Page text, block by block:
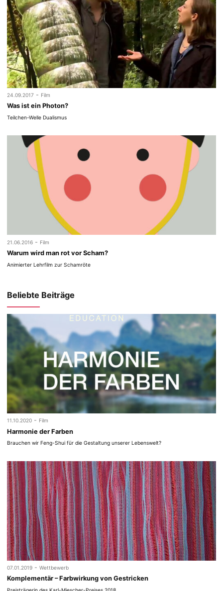
24.09.2017 - Film
Was ist ein Photon?
Teilchen-Welle Dualismus
21.06.2016 - Film
Warum wird man rot vor Scham?
Animierter Lehrfilm zur Schamröte
Beliebte Beiträge
11.10.2020 - Film
Harmonie der Farben
Brauchen wir Feng-Shui für die Gestaltung unserer Lebenswelt?
07.01.2019 - Wettbewerb
Komplementär – Farbwirkung von Gestricken